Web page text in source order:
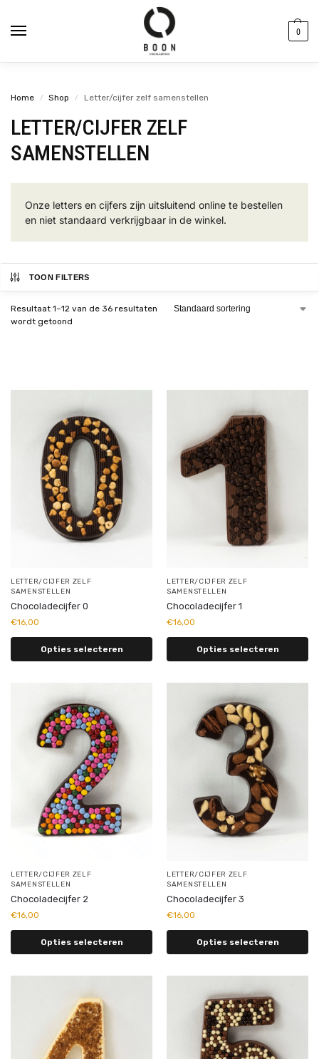
inhoud
0
Home / Shop / Letter/cijfer zelf samenstellen
LETTER/CIJFER ZELF
SAMENSTELLEN
Onze letters en cijfers zijn uitsluitend online te bestellen
en niet standaard verkrijgbaar in de winkel.
TOON FILTERS
Resultaat 1–12 van de 36 resultaten
wordt getoond
LETTER/CIJFER ZELF
SAMENSTELLEN
Chocoladecijfer 0
€16,00
Opties selecteren
LETTER/CIJFER ZELF
SAMENSTELLEN
Chocoladecijfer 1
€16,00
Opties selecteren
LETTER/CIJFER ZELF
SAMENSTELLEN
Chocoladecijfer 2
€16,00
Opties selecteren
LETTER/CIJFER ZELF
SAMENSTELLEN
Chocoladecijfer 3
€16,00
Opties selecteren